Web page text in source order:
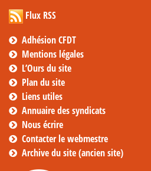
Flux RSS
Adhésion CFDT
Mentions légales
L’Ours du site
Plan du site
Liens utiles
Annuaire des syndicats
Nous écrire
Contacter le webmestre
Archive du site (ancien site)